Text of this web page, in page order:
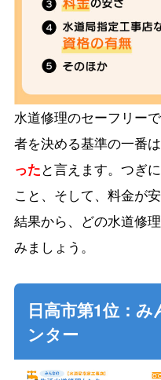
水道修理のセーフリー
者を決める基準の一番は
ったと言えます。つぎ
こと、そして、料金が
結果から、どの水道修
みましょう。
日高市第1位：
ンター